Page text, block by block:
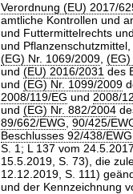
Verordnung (EU) 2017/
amtliche Kontrollen und
und Futtermittelrechts
und
(EG) Nr. 1069/2009, (EG)
und (EU) 2016/2031 des
und (EG) Nr. 1099/2009
2008/119/EG und 2008/
und (EG) Nr. 882/2004
89/662/EWG 90/425/
Beschlusses 92/438/EWG
S. 1; L 137 vom
15.5.2019, S. 73), die
12.12.2019, S. 111)
und der Kennzeichnung